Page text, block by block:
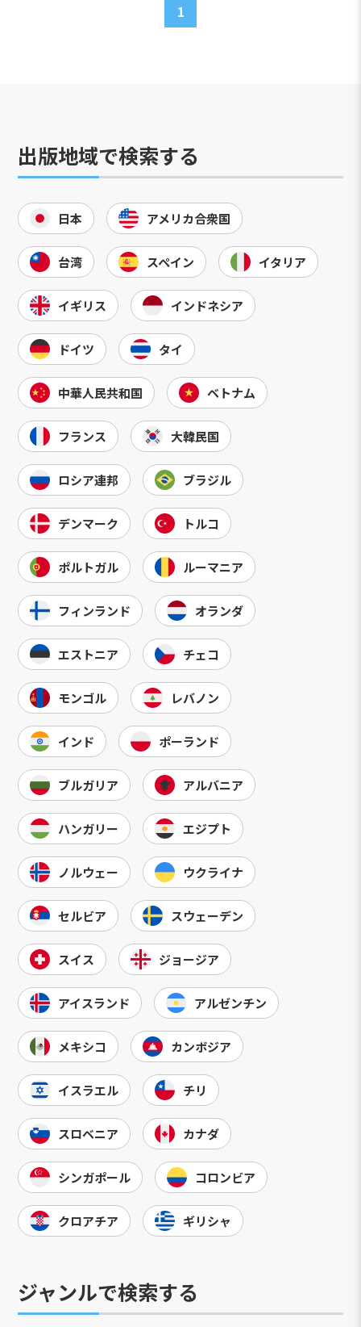
1
出版地域で検索する
日本 アメリカ合衆国
台湾 スペイン イタリア
イギリス インドネシア
ドイツ タイ
中華人民共和国 ベトナム
フランス 大韓民国
ロシア連邦 ブラジル
デンマーク トルコ
ポルトガル ルーマニア
フィンランド オランダ
エストニア チェコ
モンゴル レバノン
インド ポーランド
ブルガリア アルバニア
ハンガリー エジプト
ノルウェー ウクライナ
セルビア スウェーデン
スイス ジョージア
アイスランド アルゼンチン
メキシコ カンボジア
イスラエル チリ
スロベニア カナダ
シンガポール コロンビア
クロアチア ギリシャ
ジャンルで検索する